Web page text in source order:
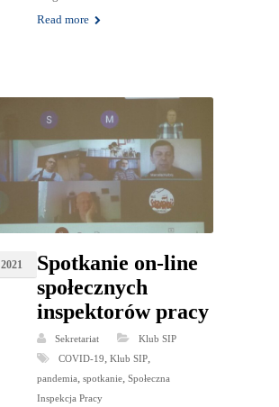
Read more
2021
Spotkanie on-line
społecznych
inspektorów pracy
Sekretariat
Klub SIP
COVID-19 Klub SIP,
pandemia spotkanie, Społeczna
Inspekcja Pracy